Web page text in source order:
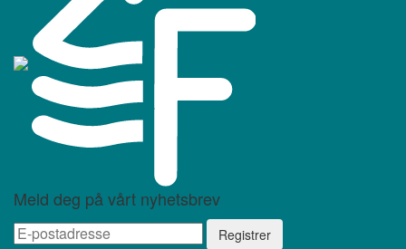
Meld deg på vårt nyhetsbrev